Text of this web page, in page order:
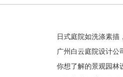
日式庭院如洗涤素描
广州白云庭院设计公
你想了解的景观园林